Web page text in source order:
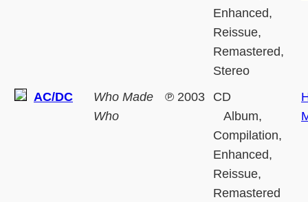
Enhanced,
Reissue,
Remastered,
Stereo
AC/DC
Who Made
Who
℗ 2003
CD
Album,
Compilation,
Enhanced,
Reissue,
Remastered